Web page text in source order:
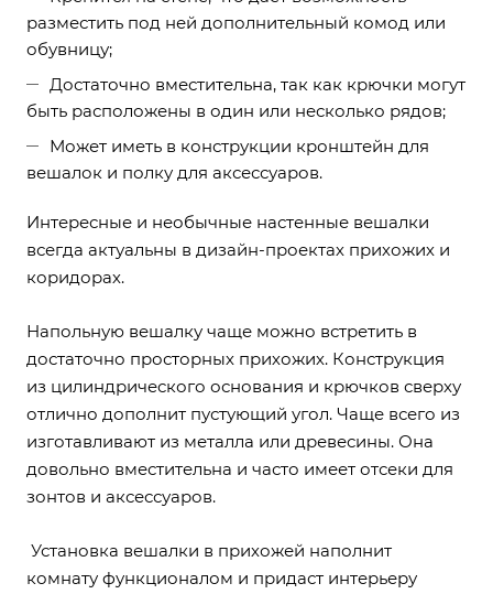
разместить под ней дополнительный комод или
обувницу;
Достаточно вместительна, так как крючки могут
быть расположены в один или несколько рядов;
Может иметь в конструкции кронштейн для
вешалок и полку для аксессуаров.
Интересные и необычные настенные вешалки
всегда актуальны в дизайн-проектах прихожих и
коридорах.
Напольную вешалку чаще можно встретить в
достаточно просторных прихожих. Конструкция
из цилиндрического основания и крючков сверху
отлично дополнит пустующий угол. Чаще всего из
изготавливают из металла или древесины. Она
довольно вместительна и часто имеет отсеки для
зонтов и аксессуаров.
Установка вешалки в прихожей наполнит
комнату функционалом и придаст интерьеру